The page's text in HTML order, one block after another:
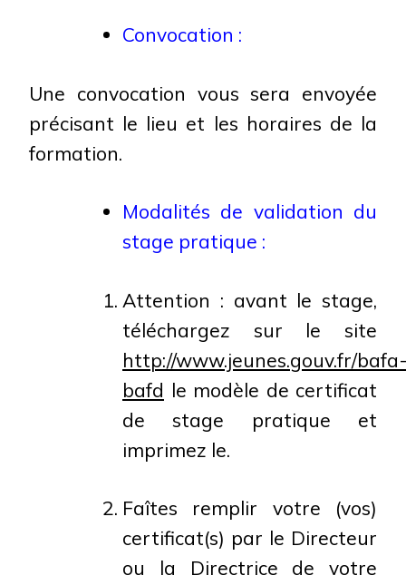
Convocation :
Une convocation vous sera envoyée
précisant le lieu et les horaires de la
formation.
Modalités de validation du
stage pratique :
Attention : avant le stage,
téléchargez sur le site
http://www.jeunes.gouv.fr/bafa-
bafd le modèle de certificat
de stage pratique et
imprimez le.
Faîtes remplir votre (vos)
certificat(s) par le Directeur
ou la Directrice de votre